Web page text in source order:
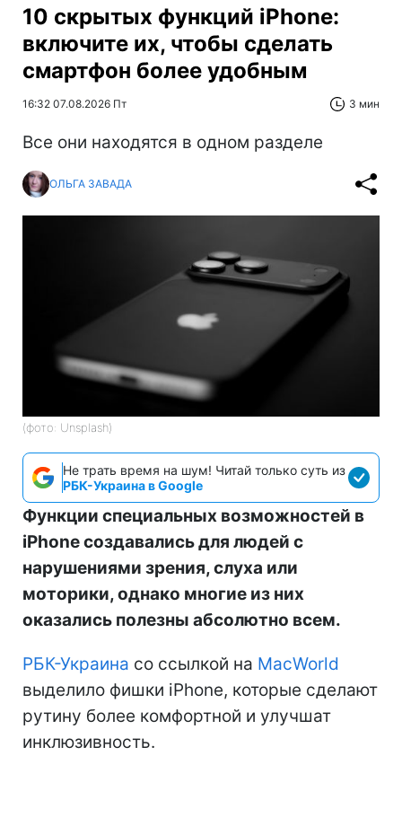
10 скрытых функций iPhone:
включите их, чтобы сделать
смартфон более удобным
16:32 07.08.2026 Пт 3 мин
Все они находятся в одном разделе
ОЛЬГА ЗАВАДА
(фото: Unsplash)
Не трать время на шум! Читай только суть из
РБК-Украина в Google
Функции специальных возможностей в
iPhone создавались для людей с
нарушениями зрения, слуха или
моторики, однако многие из них
оказались полезны абсолютно всем.
РБК-Украина со ссылкой на MacWorld
выделило фишки iPhone, которые сделают
рутину более комфортной и улучшат
инклюзивность.